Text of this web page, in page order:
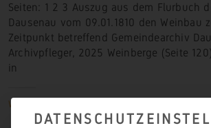
Seiten: 1 2 3 Auszug aus dem Flurbuch
Dausenau vom 09.01.1810 den Weinbau
Zeitpunkt betreffend Gemeindearchiv
Archivpfleger, 2025 Weinberge (Seite
in
Weiterlesen